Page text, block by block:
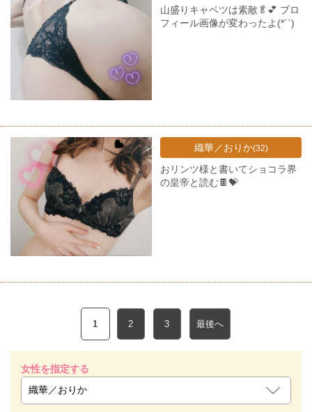
山盛りキャベツは素敵🥬💕 プロ
フィール画像が変わったよ(*´`)
織華／おりか(32)
おリンツ様と書いてショコラ界
の皇帝と読む🍫💝
1 2 3 最後へ
女性を指定する